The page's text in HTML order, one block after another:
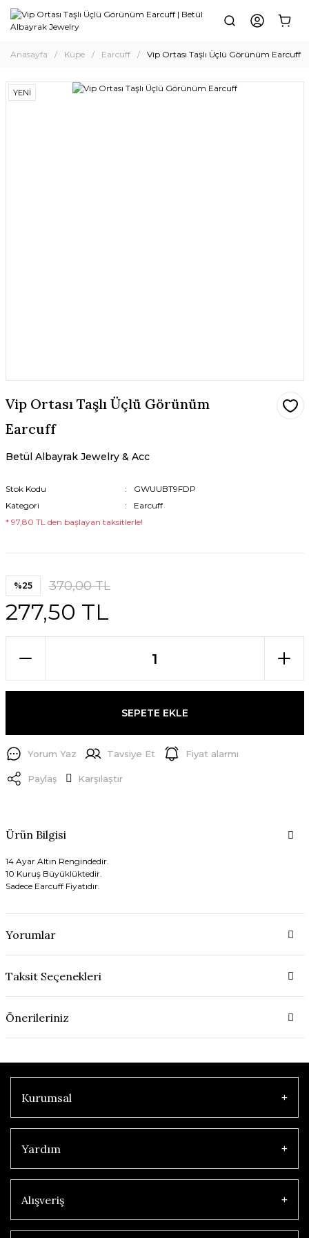
Anasayfa Küpe Earcuff Vip Ortası Taşlı Üçlü Görünüm Earcuff
YENİ
Vip Ortası Taşlı Üçlü Görünüm
Earcuff
Betül Albayrak Jewelry & Acc
Stok Kodu
GWUUBT9FDP
Kategori
Earcuff
* 97,80 TL den başlayan taksitlerle!
%25 370,00 TL
277,50 TL
SEPETE EKLE
Yorum Yaz Tavsiye Et Fiyat alarmı
Paylaş Karşılaştır
Ürün Bilgisi
14 Ayar Altın Rengindedir.
10 Kuruş Büyüklüktedir.
Sadece Earcuff Fiyatıdır.
Yorumlar
Taksit Seçenekleri
Önerileriniz
Kurumsal
Yardım
Alışveriş